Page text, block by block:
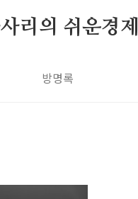
리의 쉬운경제
방명록